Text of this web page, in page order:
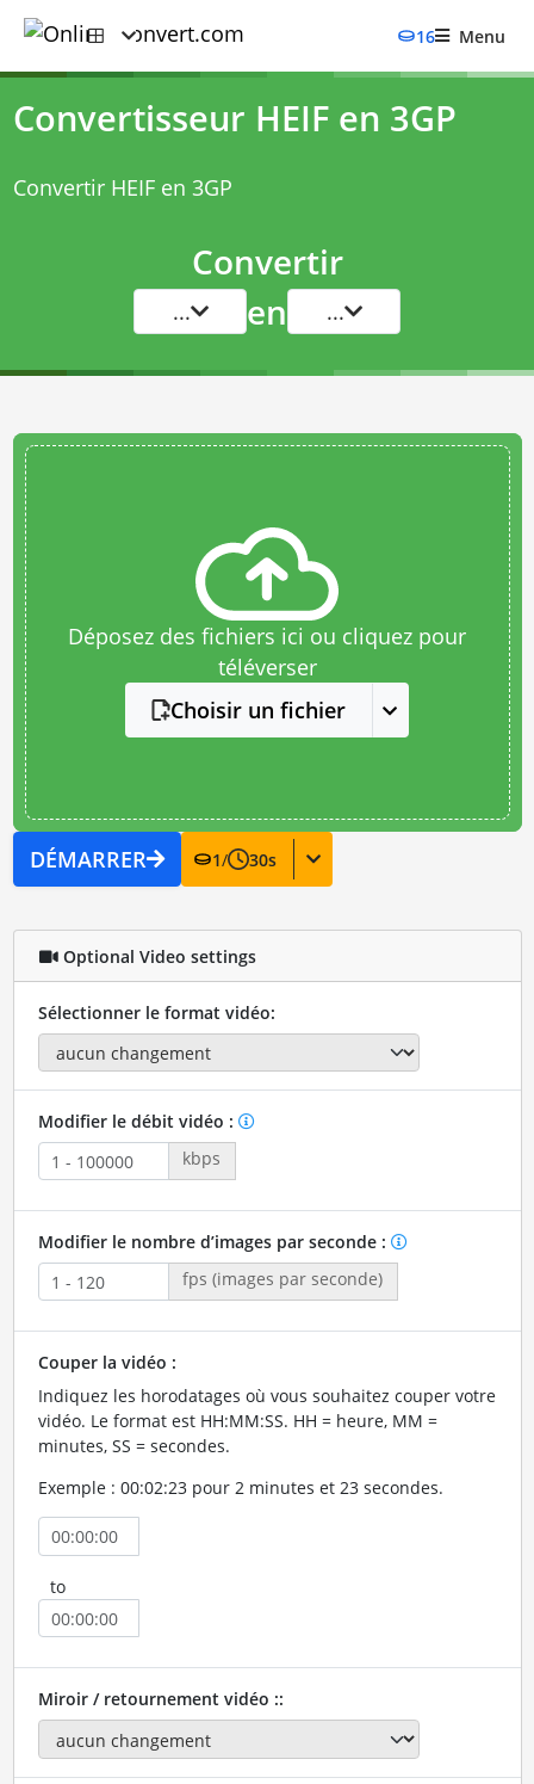
16 Menu
Convertisseur HEIF en 3GP
Convertir HEIF en 3GP
Convertir
... en ...
Déposez des fichiers ici ou cliquez pour
téléverser
Choisir un fichier
DÉMARRER 1/ 30s
Optional Video settings
Sélectionner le format vidéo:
Modifier le débit vidéo :
kbps
Modifier le nombre d’images par seconde :
fps (images par seconde)
Couper la vidéo :
Indiquez les horodatages où vous souhaitez couper votre
vidéo. Le format est HH:MM:SS. HH = heure, MM =
minutes, SS = secondes.
Exemple : 00:02:23 pour 2 minutes et 23 secondes.
to
Miroir / retournement vidéo ::